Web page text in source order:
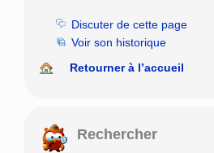
Discuter de cette page
Voir son historique
Retourner à l’accueil
Rechercher